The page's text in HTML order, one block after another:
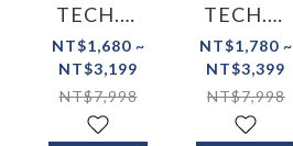
TECH.】
FREEZE-X
智冷充
Qi2.2 25w
磁吸無線充
NT$1,680 ~
NT$3,199
NT$7,998
TECH.】
CLEAN-X
巧洗機 迷你
便攜洗衣機
NT$1,780 ~
NT$3,399
NT$7,998